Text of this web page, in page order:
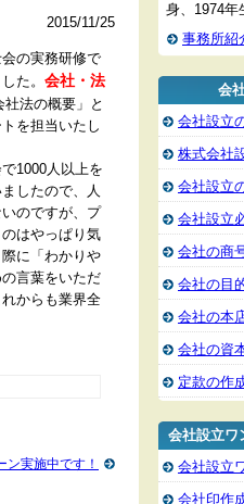
2015/11/25
の実務研修で
た。会社・法
法の概要」と
を担当いたし
1000人以上を
したので、人
のですが、プ
はやっぱり気
に「わかりや
言葉をいただ
からも業界全
ン実施中です！
身、1974年
事務所紹
会
会社設立
株式会社
会社設立
会社設立
会社の商
会社の目
会社の本
会社の資
定款の作
会社設立ワ
会社設立
会社印作